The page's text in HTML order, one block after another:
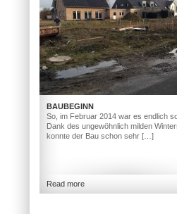
BAUBEGINN
So, im Februar 2014 war es endlich
Dank des ungewöhnlich milden
konnte der Bau schon sehr […]
Read more